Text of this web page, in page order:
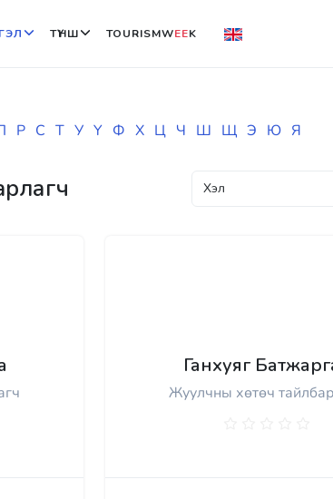
ТҮНШ TOURISMWEEK
Р С Т У Ү Ф Х Ц Ч Ш Щ Э Ю Я
Ганхуяг
Жуулчны хөтөч